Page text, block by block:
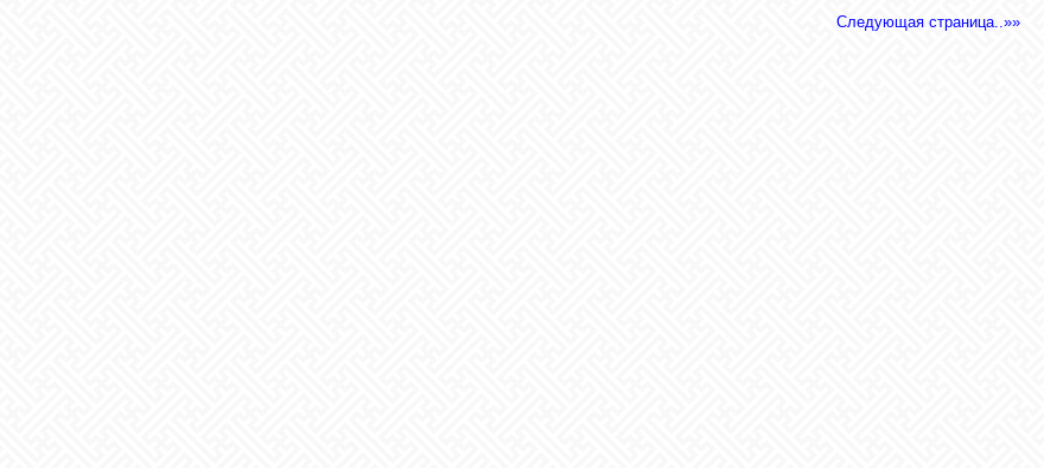
Следующая страница..»»